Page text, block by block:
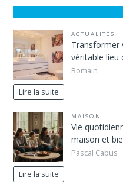
ACTUALITÉS
Transformer
véritable lieu
Romain
Lire la suite
MAISON
Vie
maison et
Pascal Cabus
Lire la suite